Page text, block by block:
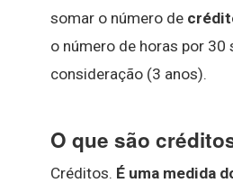
somar o número de
o número de horas por 30
consideração (3 anos).
O que são
Créditos. É uma medida